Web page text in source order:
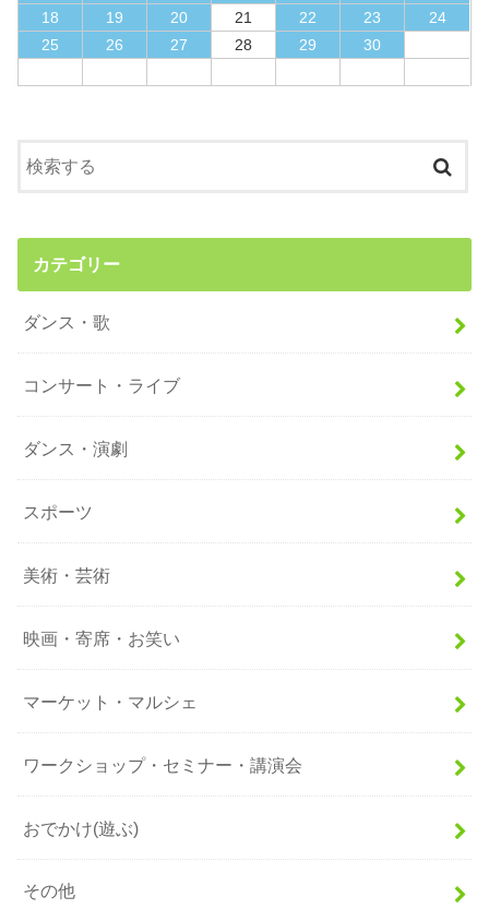
18
19 20 21 22 23
24
25
26 27 28 29 30
カテゴリー
ダンス・歌
コンサート・ライブ
ダンス・演劇
スポーツ
美術・芸術
映画・寄席・お笑い
マーケット・マルシェ
ワークショップ・セミナー・講演会
おでかけ(遊ぶ)
その他